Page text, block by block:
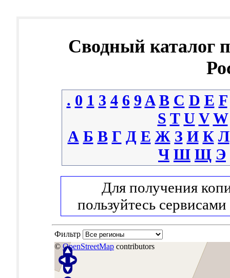
Сводный каталог
. 0 1 3 4 6 9 A B C D E F
S T U V W
А Б В Г Д Е Ж З И К Л
Ч Ш Щ Э
Для получения
пользуйтесь сервисами
Фильтр
© OpenStreetMap contributors